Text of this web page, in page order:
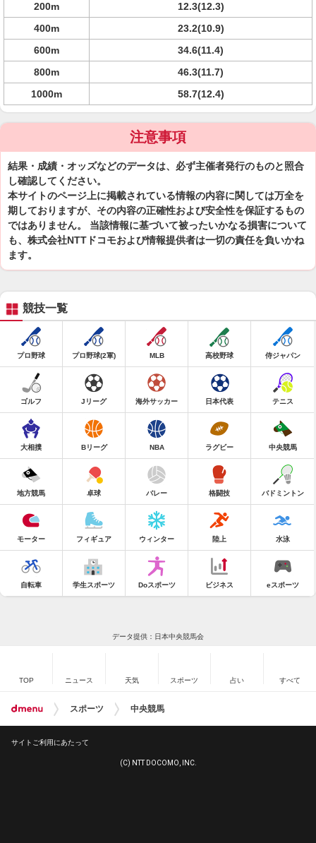
200m
12.3(12.3)
400m
23.2(10.9)
600m
34.6(11.4)
800m
46.3(11.7)
1000m
58.7(12.4)
注意事項
結果・成績・オッズなどのデータは、必ず主催者発行のものと照合
し確認してください。
本サイトのページ上に掲載されている情報の内容に関しては万全を
期しておりますが、その内容の正確性および安全性を保証するもの
ではありません。 当該情報に基づいて被ったいかなる損害について
も、株式会社NTTドコモおよび情報提供者は一切の責任を負いかね
ます。
競技一覧
プロ野球 プロ野球(2軍) MLB 高校野球 侍ジャパン
ゴルフ Jリーグ 海外サッカー 日本代表 テニス
大相撲 Bリーグ NBA ラグビー 中央競馬
地方競馬 卓球 バレー 格闘技 バドミントン
モーター フィギュア ウィンター 陸上 水泳
自転車 学生スポーツ Doスポーツ ビジネス eスポーツ
データ提供：日本中央競馬会
TOP ニュース 天気 スポーツ 占い すべて
スポーツ 中央競馬
サイトご利用にあたって
(C) NTT DOCOMO, INC.